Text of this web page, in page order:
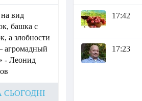
вид
башка с
а злобности
агромадный
- Леонид
17:42
17:23